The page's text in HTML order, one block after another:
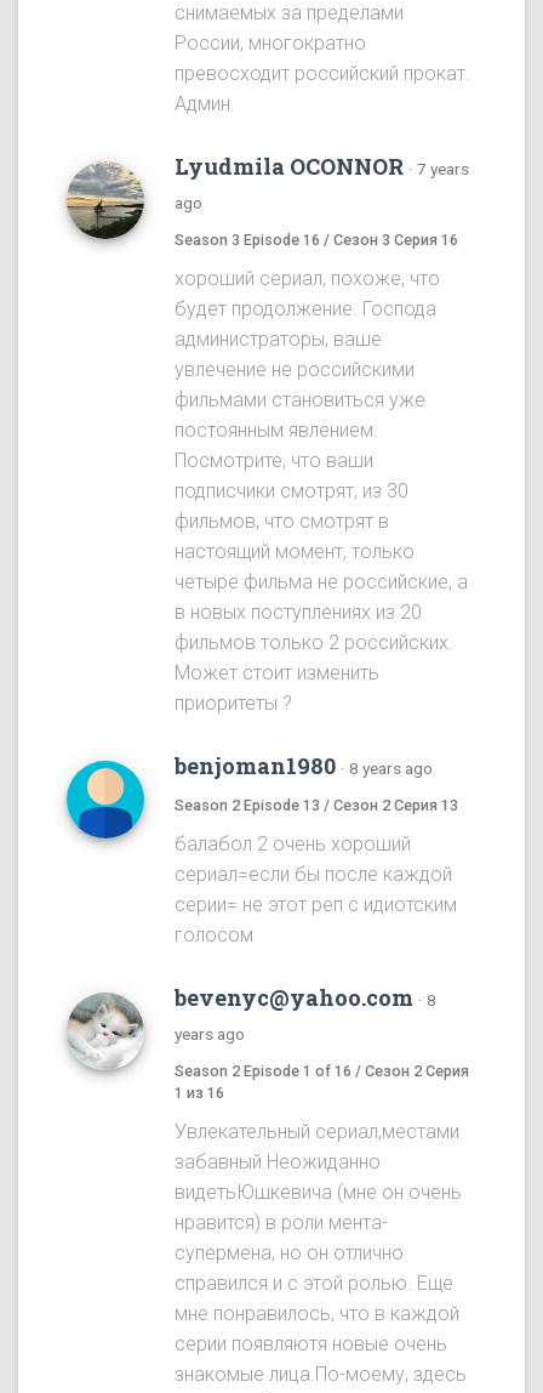
снимаемых за пределами
России, многократно
превосходит российский прокат.
Админ.
Lyudmila OCONNOR · 7 years
ago
Season 3 Episode 16 / Сезон 3 Серия 16
хороший сериал, похоже, что
будет продолжение. Господа
администраторы, ваше
увлечение не российскими
фильмами становиться уже
постоянным явлением.
Посмотрите, что ваши
подписчики смотрят, из 30
фильмов, что смотрят в
настоящий момент, только
четыре фильма не российские, а
в новых поступлениях из 20
фильмов только 2 российских.
Может стоит изменить
приоритеты ?
benjoman1980 · 8 years ago
Season 2 Episode 13 / Сезон 2 Серия 13
балабол 2 очень хороший
сериал=если бы после каждой
серии= не этот реп с идиотским
голосом
bevenyc@yahoo.com · 8
years ago
Season 2 Episode 1 of 16 / Сезон 2 Серия
1 из 16
Увлекательный сериал,местами
забавный.Неожиданно
видетьЮшкевича (мне он очень
нравится) в роли мента-
супермена, но он отлично
справился и с этой ролью. Еще
мне понравилось, что в каждой
серии появляютя новые очень
знакомые лица.По-моему, здесь